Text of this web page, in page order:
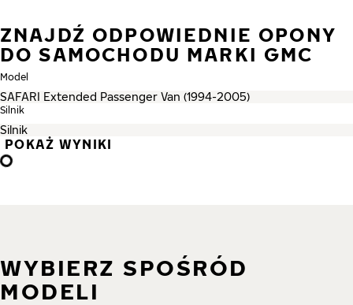
ZNAJDŹ ODPOWIEDNIE OPONY
DO SAMOCHODU MARKI GMC
Model
Silnik
POKAŻ WYNIKI
WYBIERZ SPOŚRÓD
MODELI